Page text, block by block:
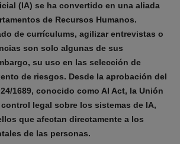
(IA) se ha convertido en una aliada
de Recursos Humanos.
de currículums, agilizar entrevistas o
son solo algunas de sus
su uso en las selección de
de riesgos. Desde la aprobación del
1689, conocido como AI Act, la Unión
legal sobre los sistemas de IA,
que afectan directamente a los
de las personas.